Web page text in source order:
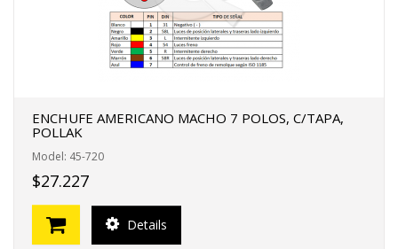
ENCHUFE AMERICANO MACHO 7 POLOS, C/TAPA,
POLLAK
Model: 45-720
$27.227
Details